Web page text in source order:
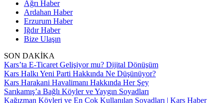
Ağrı Haber
Ardahan Haber
Erzurum Haber
Iğdır Haber
Bize Ulaşın
SON DAKİKA
Kars’ta E-Ticaret Gelişiyor mu? Dijital Dönüşüm
Kars Halkı Yeni Parti Hakkında Ne Düşünüyor?
Kars Harakani Havalimanı Hakkında Her Şey
Sarıkamış’a Bağlı Köyler ve Yaygın Soyadları
Kağızman Köyleri ve En Çok Kullanılan Soyadları | Kars Haber